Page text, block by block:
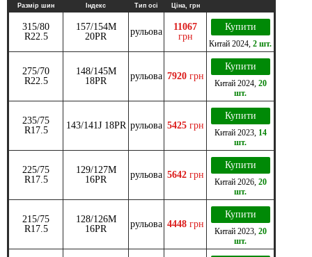
Размір шин Індекс Тип осі Ціна, грн
315/80
R22.5
157/154M
20PR
рульова
11067
грн
Купити
Китай 2024 2 шт.
275/70
R22.5
148/145M
18PR
рульова 7920 грн
Купити
Китай2024, 20
шт.
235/75
R17.5
143/141J 18PR рульова 5425 грн
Купити
Китай2023, 14
шт.
225/75
R17.5
129/127M
16PR
рульова 5642 грн
Купити
Китай2026, 20
шт.
215/75
R17.5
128/126M
16PR
рульова 4448 грн
Купити
Китай2023, 20
шт.